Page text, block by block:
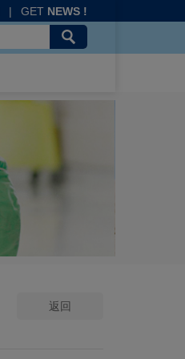
| GET NEWS !
返回